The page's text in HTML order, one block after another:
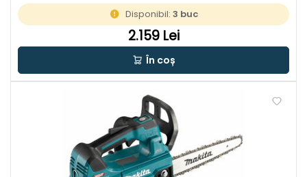
Disponibil: 3 buc
2.159 Lei
În coș